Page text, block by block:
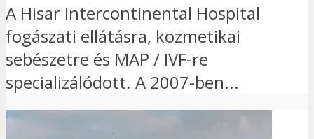
A Hisar Intercontinental Hospital
fogászati ellátásra, kozmetikai
sebészetre és MAP / IVF-re
specializálódott. A 2007-ben...